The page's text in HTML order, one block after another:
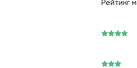
Рейтинг